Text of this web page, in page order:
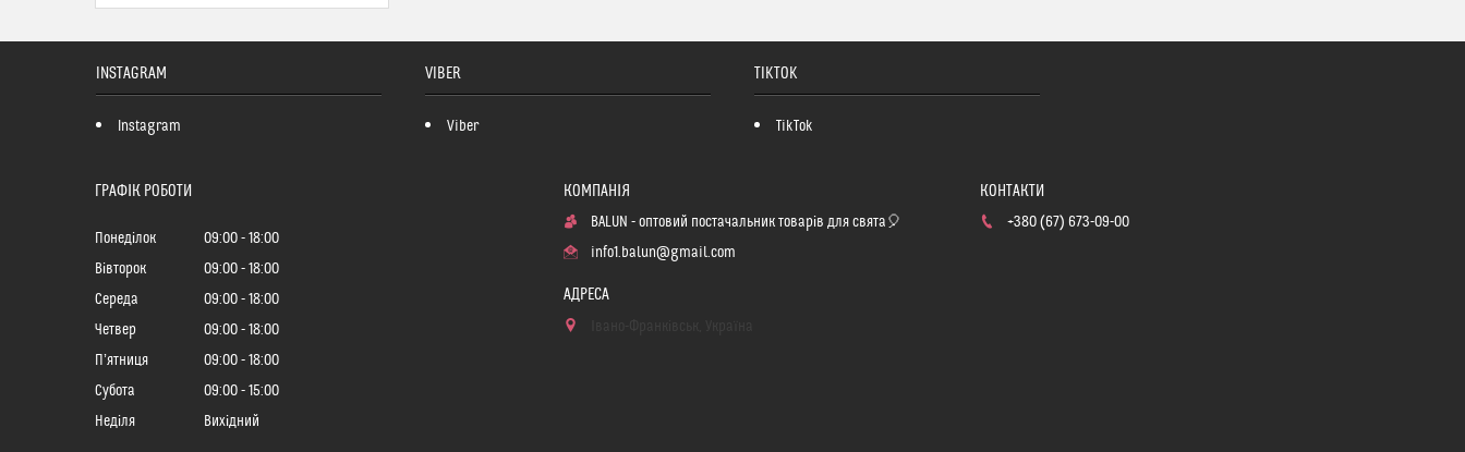
INSTAGRAM
Instagram
VIBER
Viber
TIKTOK
TikTok
ГРАФІК РОБОТИ
Понеділок 09:00
18:00
Вівторок
09:00
18:00
Середа
09:00
18:00
Четвер
09:00
18:00
Пʼятниця
09:00
18:00
Субота
09:00
15:00
Неділя
Вихідний
BALUN - оптовий постачальник товарів для свята🎈
info1.balun@gmail.com
+380 (67) 673-09-00